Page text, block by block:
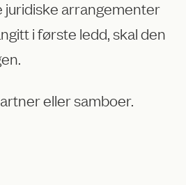
juridiske arrangementer
i første ledd, skal den
eller samboer.